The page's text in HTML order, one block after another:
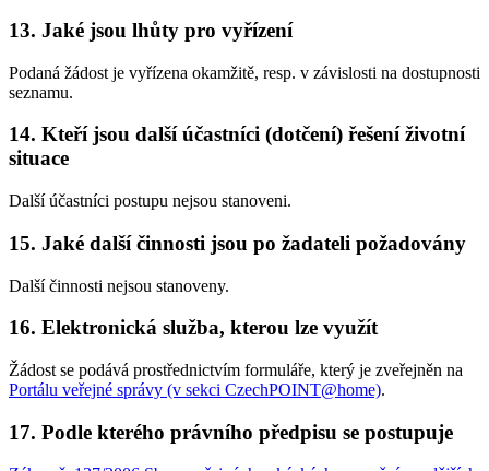
13. Jaké jsou lhůty pro vyřízení
Podaná žádost je vyřízena okamžitě, resp. v závislosti na dostupnosti
seznamu.
14. Kteří jsou další účastníci (dotčení) řešení životní
situace
Další účastníci postupu nejsou stanoveni.
15. Jaké další činnosti jsou po žadateli požadovány
Další činnosti nejsou stanoveny.
16. Elektronická služba, kterou lze využít
Žádost se podává prostřednictvím formuláře, který je zveřejněn na
Portálu veřejné správy (v sekci CzechPOINT@home).
17. Podle kterého právního předpisu se postupuje